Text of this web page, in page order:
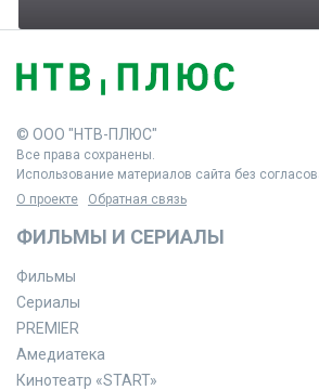
© ООО "НТВ-ПЛЮС"
Все права сохранены.
Использование материалов сайта без
О проекте
Обратная связь
ФИЛЬМЫ И СЕРИАЛЫ
Фильмы
Сериалы
PREMIER
Амедиатека
Кинотеатр «START»